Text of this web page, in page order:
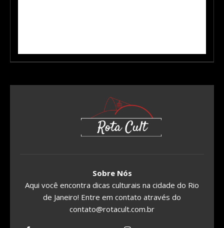
Sobre Nós
Aqui você encontra dicas culturais na cidade do Rio
de Janeiro! Entre em contato através do
contato@rotacult.com.br